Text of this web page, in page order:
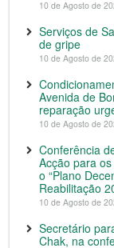
10 de Agosto de
Serviços de
de gripe
10 de Agosto de
Avenida de
reparação
10 de Agosto de
Conferência
Acção para
o “Plano
Reabilitação
10 de Agosto de
Secretário
Chak, na